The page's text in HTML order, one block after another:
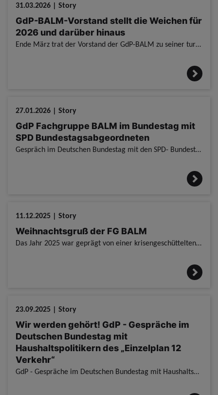
31.03.2026 | Story
GdP-BALM-Vorstand stellt die Weichen für
2026 und darüber hinaus
Ende März trat der Vorstand der GdP-BALM zu seiner turnusmäßigen Sitzung zusammen GdP-BALM-Vorstand stellt die Weichen für 2026 und darüber hinaus / um die Weichen für die kommenden Monate und Jahre z
27.01.2026 | Story
GdP Fachgruppe BALM im Bundestag mit
SPD Bundestagsabgeordneten
Gespräch im Deutschen Bundestag mit den SPD- Bundestagsabgeordneten Martin Kröber, Uwe Schmidt und Dirk Völpel GdP Fachgruppe BALM im Bundestag mit SPD Bundestagsabgeordneten / Nach dem Haushalt ist v
11.12.2025 | Story
Weihnachtsgruß der FG BALM
Das Jahr 2025 war geprägt von einer krisengeschüttelten Welt und damit für uns alle kein leichtes. Weihnachtsgruß der FG BALM / Gerade in Zeiten, in denen politische Entscheidungen, Haushaltskürzungen
23.09.2025 | Story
Wir werden gehört! GdP - Gespräche im
Deutschen Bundestag mit
Haushaltspolitikern des „Einzelplan 12
Verkehr“
GdP - Gespräche im Deutschen Bundestag mit Haushaltspolitikern des „Einzelplan 12 Verkehr“ MdB Uwe Schmidt (SPD) sowie MdB Florian Oßner (CSU) Wir werden gehört! GdP - Gespräche im Deutschen Bundestag